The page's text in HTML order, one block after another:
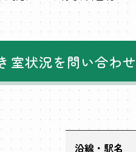
室状況を問い合わ
沿線・駅名